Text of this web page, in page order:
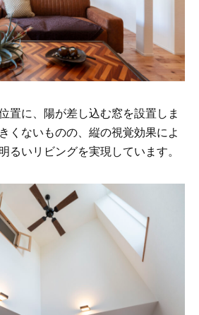
置に、陽が差し込む窓を設置しま
くないものの、縦の視覚効果によ
るいリビングを実現しています。